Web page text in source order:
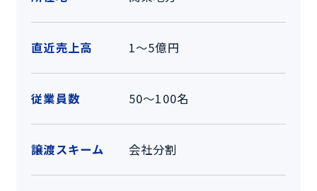
直近売上高 1～5億円
従業員数 50～100名
譲渡スキーム 会社分割